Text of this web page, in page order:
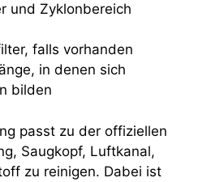
und Zyklonbereich
falls vorhanden
in denen sich
bilden
passt zu der offiziellen
Saugkopf, Luftkanal,
zu reinigen. Dabei ist